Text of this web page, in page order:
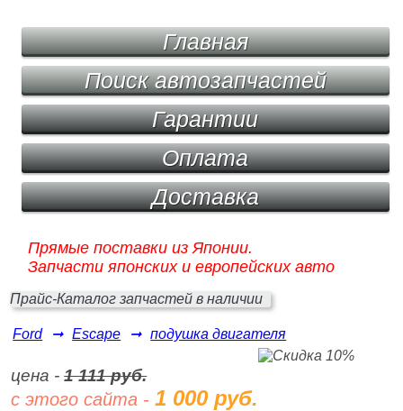
Главная
Поиск автозапчастей
Гарантии
Оплата
Доставка
Прямые поставки из Японии.
Запчасти японских и европейских авто
Прайс-Каталог запчастей в наличии
Ford ➞ Escape ➞ подушка двигателя
цена -1 111 руб.
с этого сайта -1 000 руб.